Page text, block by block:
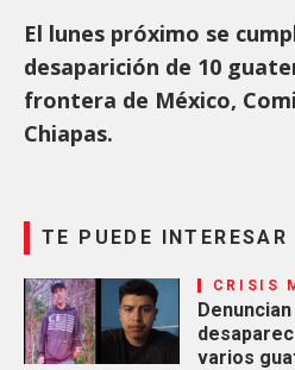
El lunes próximo se
desaparición de 10
frontera de México,
Chiapas.
TE PUEDE INTERESAR
CRISIS
varios